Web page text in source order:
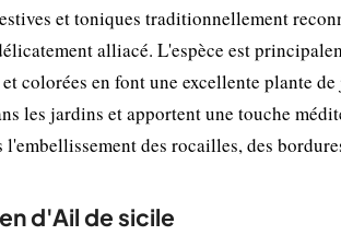
et toniques traditionnellement
alliacé. L'espèce est
colorées en font une excellente plante
les jardins et apportent une touche
des rocailles, des
d'Ail de sicile